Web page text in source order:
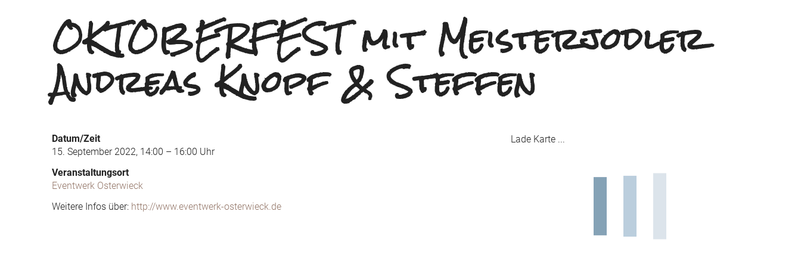
OKTOBERFEST mit Meisterjodler
Andreas Knopf & Steffen
Lade Karte ...
Datum/Zeit
15. September 2022, 14:00 – 16:00 Uhr
Veranstaltungsort
Eventwerk Osterwieck
Weitere Infos über: http://www.eventwerk-osterwieck.de